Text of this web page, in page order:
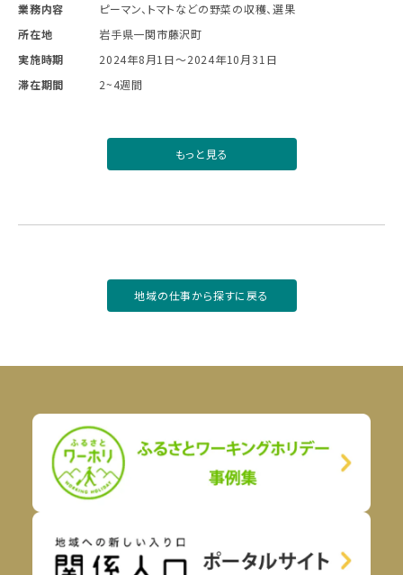
業務内容
ピーマン、トマトなどの野菜の収穫、選果
所在地
岩手県一関市藤沢町
実施時期
2024年8月1日〜2024年10月31日
滞在期間
2~4週間
もっと見る
地域の仕事から探すに戻る